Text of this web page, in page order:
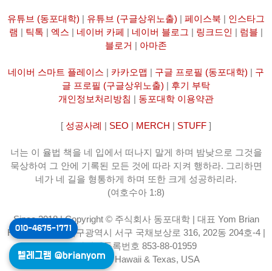
텔레그램 @brianyom
010-4675-1771
유튜브 (동포대학) | 유튜브 (구글상위노출) | 페이스북 | 인스타그
램 | 틱톡 | 엑스 | 네이버 카페 | 네이버 블로그 | 링크드인 | 럼블 |
블로거 | 아마존
네이버 스마트 플레이스 | 카카오맵 | 구글 프로필 (동포대학) | 구
글 프로필 (구글상위노출) | 후기 부탁
개인정보처리방침 | 동포대학 이용약관
[ 성공사례 | SEO | MERCH | STUFF ]
너는 이 율법 책을 네 입에서 떠나지 말게 하며 밤낮으로 그것을
묵상하여 그 안에 기록된 모든 것에 따라 지켜 행하라. 그리하면
네가 네 길을 형통하게 하며 또한 크게 성공하리라.
(여호수아 1:8)
Since 2018 | Copyright © 주식회사 동포대학 | 대표 Yom Brian
Hyoungkwan | 대구광역시 서구 국채보상로 316, 202동 204호-4 |
사업자등록번호 853-88-01959
YOM LLC Hawaii & Texas, USA